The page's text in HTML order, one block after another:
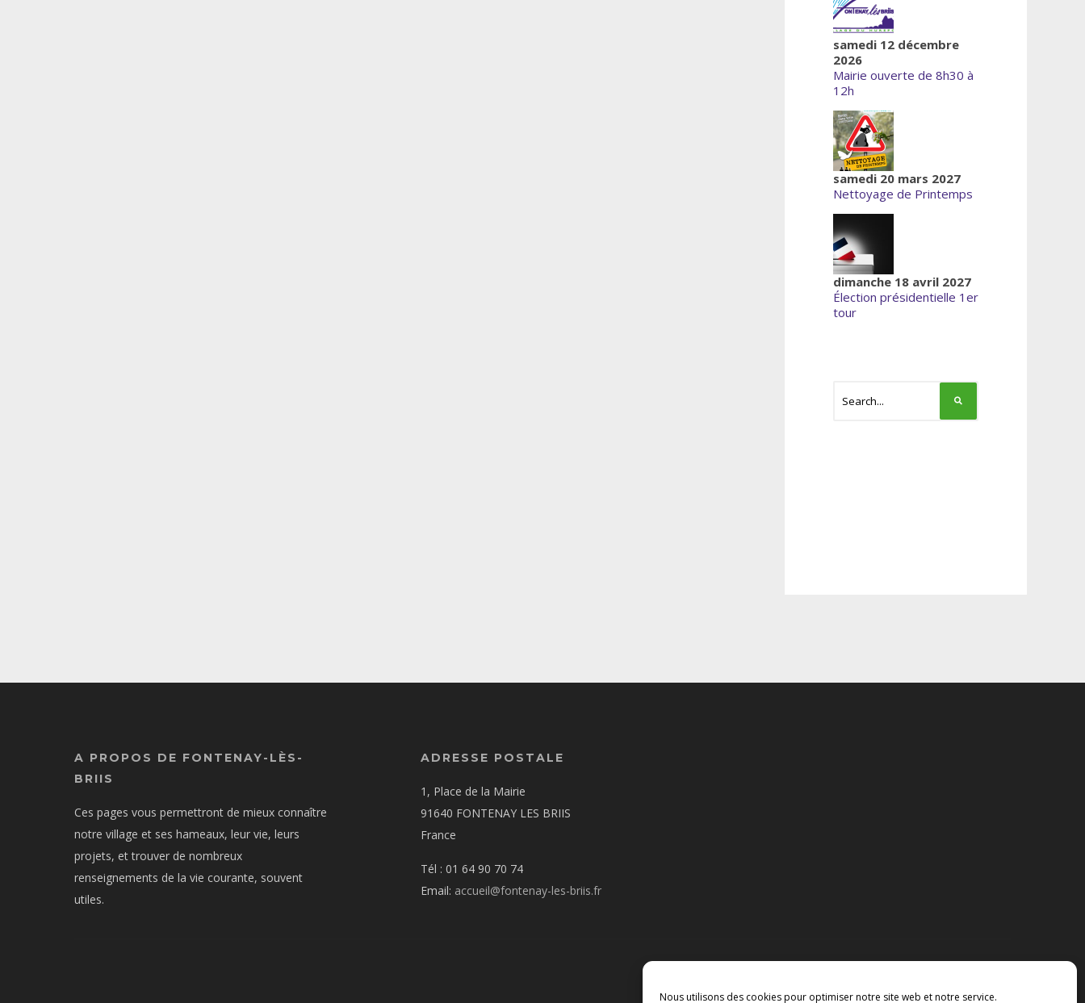
Nous utilisons des cookies pour optimiser notre site web et notre service.
samedi 12 décembre
2026
Mairie ouverte de 8h30 à
12h
samedi 20 mars 2027
Nettoyage de Printemps
dimanche 18 avril 2027
Élection présidentielle 1er
tour
A PROPOS DE FONTENAY-LÈS-
BRIIS
Ces pages vous permettront de mieux connaître
notre village et ses hameaux, leur vie, leurs
projets, et trouver de nombreux
renseignements de la vie courante, souvent
utiles.
ADRESSE POSTALE
1, Place de la Mairie
91640 FONTENAY LES BRIIS
France
Tél : 01 64 90 70 74
Email: accueil@fontenay-les-briis.fr